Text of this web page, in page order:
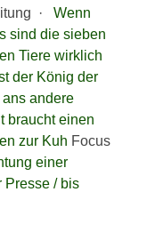
·
Wenn
sind die sieben
Tiere wirklich
der König der
andere
braucht einen
zur Kuh Focus
einer
Presse / bis